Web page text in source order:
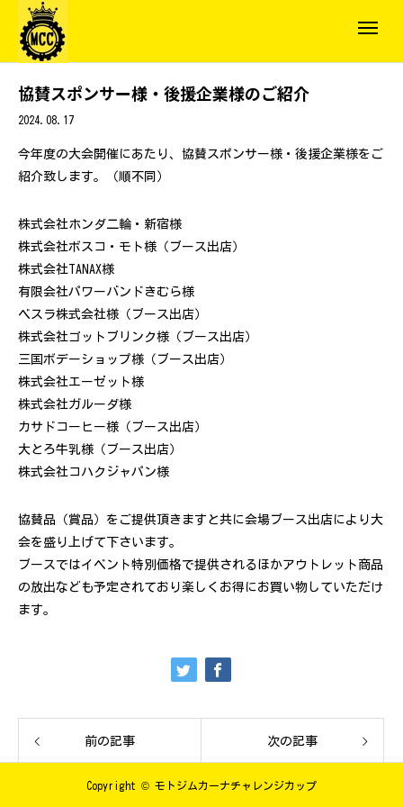
協賛スポンサー様・後援企業様のご紹介
2024.08.17
今年度の大会開催にあたり、協賛スポンサー様・後援企業様をご
紹介致します。（順不同）
株式会社ホンダ二輪・新宿様
株式会社ボスコ・モト様（ブース出店）
株式会社TANAX様
有限会社パワーバンドきむら様
ベスラ株式会社様（ブース出店）
株式会社ゴットブリンク様（ブース出店）
三国ボデーショップ様（ブース出店）
株式会社エーゼット様
株式会社ガルーダ様
カサドコーヒー様（ブース出店）
大とろ牛乳様（ブース出店）
株式会社コハクジャパン様
協賛品（賞品）をご提供頂きますと共に会場ブース出店により大
会を盛り上げて下さいます。
ブースではイベント特別価格で提供されるほかアウトレット商品
の放出なども予定されており楽しくお得にお買い物していただけ
ます。
前の記事 次の記事
Copyright © モトジムカーナチャレンジカップ